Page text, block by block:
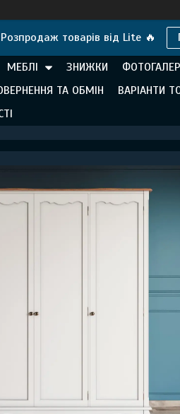
Розпродаж товарів від Lite 🔥
МЕБЛІ ЗНИЖКИ
ТА ОБМІН ВАРІАНТИ